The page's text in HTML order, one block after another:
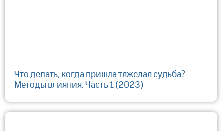
Что делать, когда пришла тяжелая судьба?
Методы влияния. Часть 1 (2023)